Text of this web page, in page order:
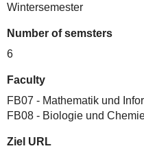
Wintersemester
Number of semsters
6
Faculty
FB07 - Mathematik und
FB08 - Biologie und
Ziel URL